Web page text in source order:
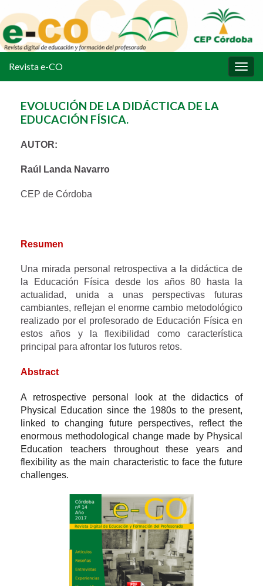
la
Revista e-CO
EVOLUCIÓN DE LA DIDÁCTICA DE LA
EDUCACIÓN FÍSICA.
AUTOR:
Raúl Landa Navarro
CEP de Córdoba
Resumen
Una mirada personal retrospectiva a la didáctica de
la Educación Física desde los años 80 hasta la
actualidad, unida a unas perspectivas futuras
cambiantes, reflejan el enorme cambio metodológico
realizado por el profesorado de Educación Física en
estos años y la flexibilidad como característica
principal para afrontar los futuros retos.
Abstract
A retrospective personal look at the didactics of
Physical Education since the 1980s to the present,
linked to changing future perspectives, reflect the
enormous methodological change made by Physical
Education teachers throughout these years and
flexibility as the main characteristic to face the future
challenges.